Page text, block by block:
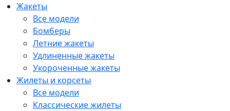
Жакеты
Все модели
Бомберы
Летние жакеты
Удлиненные жакеты
Укороченные жакеты
Жилеты и корсеты
Все модели
Классические жилеты